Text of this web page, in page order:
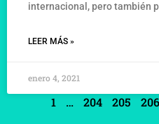
internacional, pero también
LEER MÁS »
enero 4, 2021
1 … 204 205 206